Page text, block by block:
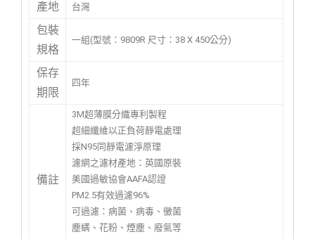
產地 台灣
包裝
規格
一組(型號：9809R 尺寸：38 X 450公分)
保存
期限
四年
備註
3M超薄膜分織專利製程
超細纖維以正負荷靜電處理
採N95同靜電濾淨原理
濾網之濾材產地：英國原裝
美國過敏協會AAFA認證
PM2.5有效過濾96%
可過濾：病菌、病毒、黴菌
塵螨、花粉、煙塵、廢氣等